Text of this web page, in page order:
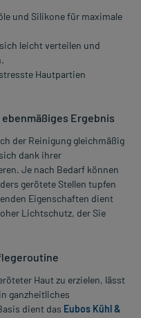
und Silikone für maximale
leicht verteilen und
Hautpartien
Ergebnis
der Reinigung gleichmäßig
dank ihrer
Je nach Bedarf können
gerötete Stellen tupfen
Eigenschaften dient
Lichtschutz, der Sie
Haut zu erzielen, lässt
ganzheitliches
dient das Eubos Kühl &